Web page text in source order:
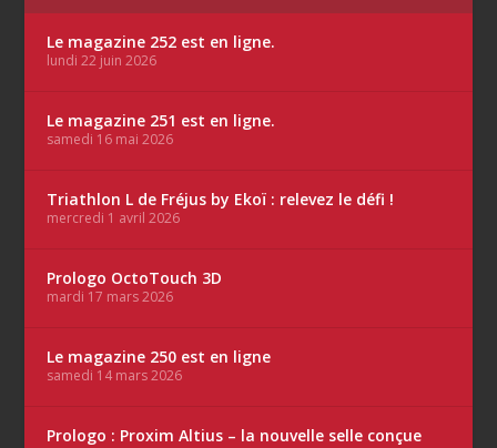
Le magazine 252 est en ligne.
lundi 22 juin 2026
Le magazine 251 est en ligne.
samedi 16 mai 2026
Triathlon L de Fréjus by Ekoï : relevez le défi !
mercredi 1 avril 2026
Prologo OctoTouch 3D
mardi 17 mars 2026
Le magazine 250 est en ligne
samedi 14 mars 2026
Prologo : Proxim Altius – la nouvelle selle conçue